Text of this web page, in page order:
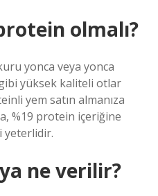
olmalı?
yonca veya yonca
yüksek kaliteli otlar
yem satın almanıza
%19 protein içeriğine
yeterlidir.
ne verilir?